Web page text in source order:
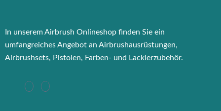
In unserem Airbrush Onlineshop finden Sie ein
umfangreiches Angebot an Airbrushausrüstungen,
Airbrushsets, Pistolen, Farben- und Lackierzubehör.